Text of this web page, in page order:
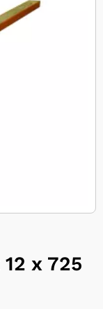
x 725